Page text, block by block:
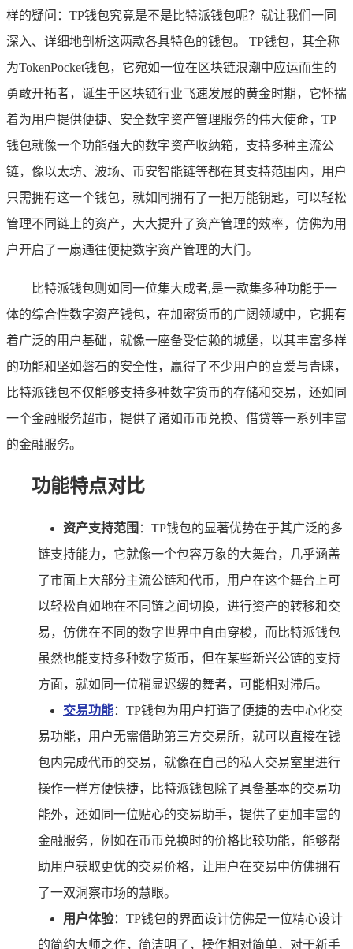
样的疑问：TP钱包究竟是不是比特派钱包呢？就让我们一同
深入、详细地剖析这两款各具特色的钱包。 TP钱包，其全称
为TokenPocket钱包，它宛如一位在区块链浪潮中应运而生的
勇敢开拓者，诞生于区块链行业飞速发展的黄金时期，它怀揣
着为用户提供便捷、安全数字资产管理服务的伟大使命，TP
钱包就像一个功能强大的数字资产收纳箱，支持多种主流公
链，像以太坊、波场、币安智能链等都在其支持范围内，用户
只需拥有这一个钱包，就如同拥有了一把万能钥匙，可以轻松
管理不同链上的资产，大大提升了资产管理的效率，仿佛为用
户开启了一扇通往便捷数字资产管理的大门。
比特派钱包则如同一位集大成者,是一款集多种功能于一
体的综合性数字资产钱包，在加密货币的广阔领域中，它拥有
着广泛的用户基础，就像一座备受信赖的城堡，以其丰富多样
的功能和坚如磐石的安全性，赢得了不少用户的喜爱与青睐，
比特派钱包不仅能够支持多种数字货币的存储和交易，还如同
一个金融服务超市，提供了诸如币币兑换、借贷等一系列丰富
的金融服务。
功能特点对比
资产支持范围 ：TP钱包的显著优势在于其广泛的多
链支持能力，它就像一个包容万象的大舞台，几乎涵盖
了市面上大部分主流公链和代币，用户在这个舞台上可
以轻松自如地在不同链之间切换，进行资产的转移和交
易，仿佛在不同的数字世界中自由穿梭，而比特派钱包
虽然也能支持多种数字货币，但在某些新兴公链的支持
方面，就如同一位稍显迟缓的舞者，可能相对滞后。
交易功能：TP钱包为用户打造了便捷的去中心化交
易功能，用户无需借助第三方交易所，就可以直接在钱
包内完成代币的交易，就像在自己的私人交易室里进行
操作一样方便快捷，比特派钱包除了具备基本的交易功
能外，还如同一位贴心的交易助手，提供了更加丰富的
金融服务，例如在币币兑换时的价格比较功能，能够帮
助用户获取更优的交易价格，让用户在交易中仿佛拥有
了一双洞察市场的慧眼。
用户体验：TP钱包的界面设计仿佛是一位精心设计
的简约大师之作，简洁明了，操作相对简单，对于新手